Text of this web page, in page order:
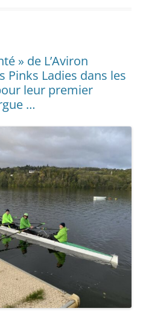
» de L’Aviron
Pinks Ladies dans les
leur premier
…